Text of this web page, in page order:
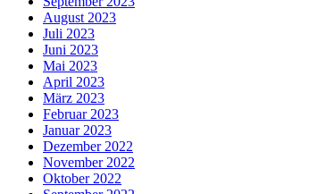
August 2023
Juli 2023
Juni 2023
Mai 2023
April 2023
März 2023
Februar 2023
Januar 2023
Dezember 2022
November 2022
Oktober 2022